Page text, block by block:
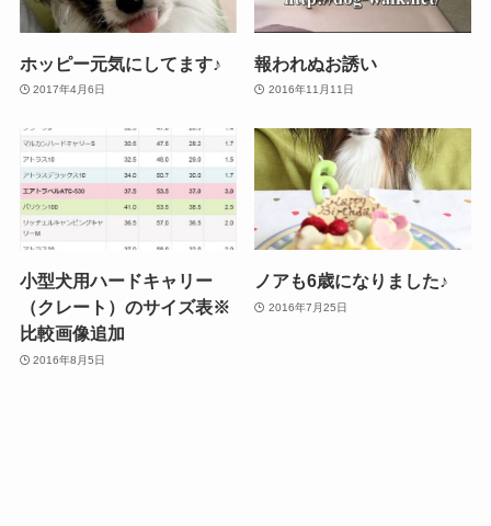
ホッピー元気にしてます♪
2017年4月6日
報われぬお誘い
2016年11月11日
小型犬用ハードキャリー
（クレート）のサイズ表※
比較画像追加
2016年8月5日
ノアも6歳になりました♪
2016年7月25日